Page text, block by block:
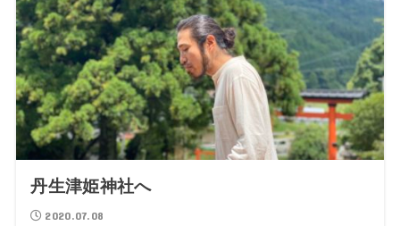
丹生津姫神社へ
2020.07.08